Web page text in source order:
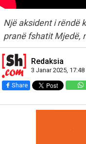
Një aksident i rëndë
pranë fshatit Mjedë,
Redaksia
3 Janar 2025, 17:48
Share